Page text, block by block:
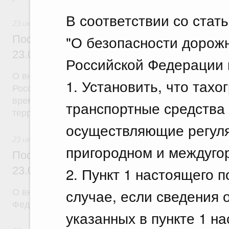
В соответствии со
"О безопасности
Российской Федерации
1. Установить, что
транспортные
осуществляющие
пригородном и
2. Пункт 1 настоящего
случае, если сведения
указанных в пункте 1
Постановление Правительства
23.07.2026 г. № 926
О внесении на ратификацию Соглашения между
Российской Федерации и Правительством
территории другого государства
Постановление Правительства
23.07.2026 г. № 928
О внесении изменений в постановление
Федерации от 20 июля 2011 г. № 590